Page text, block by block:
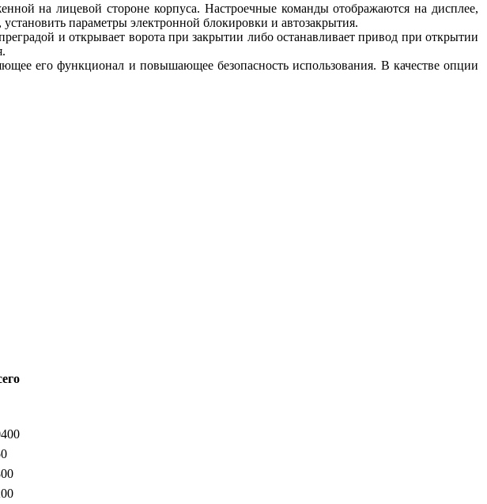
на лицевой стороне корпуса. Настроечные команды отображаются на дисплее,
параметры электронной блокировки и автозакрытия.
и открывает ворота при закрытии либо останавливает привод при открытии
его функционал и повышающее безопасность использования. В качестве опции